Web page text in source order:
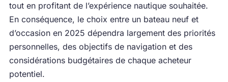
tout en profitant de l’expérience nautique souhaitée.
En conséquence, le choix entre un bateau neuf et
d’occasion en 2025 dépendra largement des priorités
personnelles, des objectifs de navigation et des
considérations budgétaires de chaque acheteur
potentiel.